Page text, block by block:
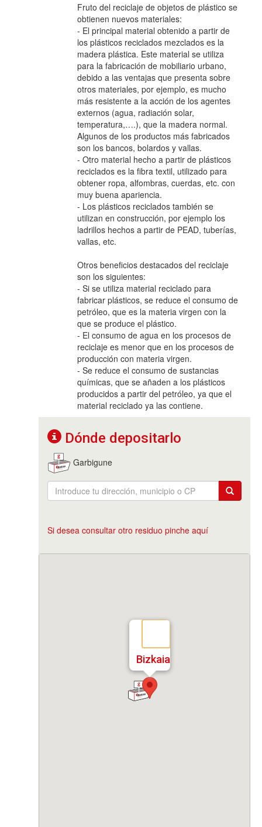
Fruto del reciclaje de objetos de plástico se
obtienen nuevos materiales:
- El principal material obtenido a partir de
los plásticos reciclados mezclados es la
madera plástica. Este material se utiliza
para la fabricación de mobiliario urbano,
debido a las ventajas que presenta sobre
otros materiales, por ejemplo, es mucho
más resistente a la acción de los agentes
externos (agua, radiación solar,
temperatura,….), que la madera normal.
Algunos de los productos más fabricados
son los bancos, bolardos y vallas.
- Otro material hecho a partir de plásticos
reciclados es la fibra textil, utilizado para
obtener ropa, alfombras, cuerdas, etc. con
muy buena apariencia.
- Los plásticos reciclados también se
utilizan en construcción, por ejemplo los
ladrillos hechos a partir de PEAD, tuberías,
vallas, etc.
Otros beneficios destacados del reciclaje
son los siguientes:
- Si se utiliza material reciclado para
fabricar plásticos, se reduce el consumo de
petróleo, que es la materia virgen con la
que se produce el plástico.
- El consumo de agua en los procesos de
reciclaje es menor que en los procesos de
producción con materia virgen.
- Se reduce el consumo de sustancias
químicas, que se añaden a los plásticos
producidos a partir del petróleo, ya que el
material reciclado ya las contiene.
Dónde depositarlo
Garbigune
Si desea consultar otro residuo pinche aquí
Bizkaia